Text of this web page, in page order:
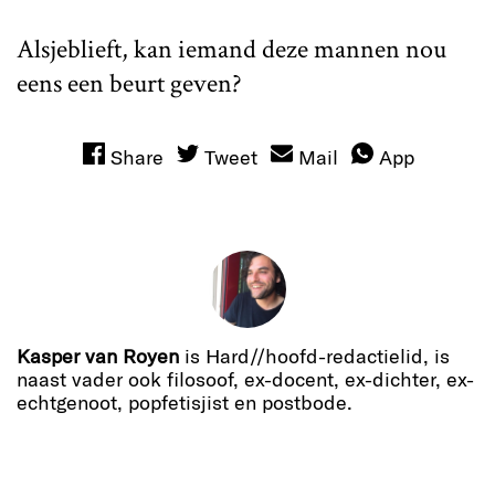
Alsjeblieft, kan iemand deze mannen nou
eens een beurt geven?
Share Tweet Mail App
Kasper van Royen is Hard//hoofd-redactielid, is
naast vader ook filosoof, ex-docent, ex-dichter, ex-
echtgenoot, popfetisjist en postbode.